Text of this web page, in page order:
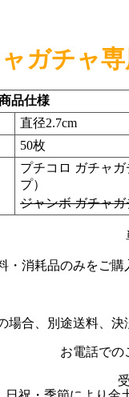
ガチャ
品仕様
直径2.7cm
50枚
プチコロ ガチャ
プ）
ジャンボ ガチャガ
・消耗品のみをご購
場合、 別途送料、決
お電話での